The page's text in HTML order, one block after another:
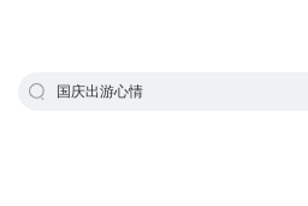
国庆出游心情